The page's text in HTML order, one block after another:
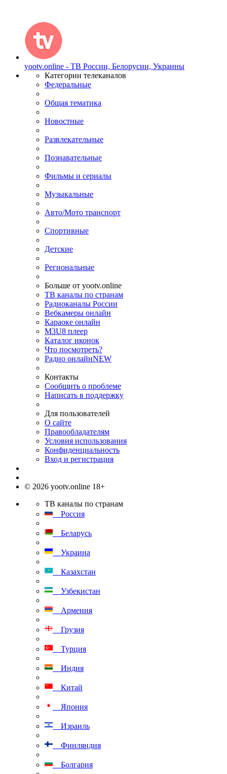
yootv.online - ТВ России, Белорусии, Украины
Категории телеканалов
Федеральные
Общая тематика
Новостные
Развлекательные
Познавательные
Фильмы и сериалы
Музыкальные
Авто/Мото транспорт
Спортивные
Детские
Региональные
Больше от yootv.online
ТВ каналы по странам
Радиоканалы России
Вебкамеры онлайн
Караоке онлайн
M3U8 плеер
Каталог иконок
Что посмотреть?
Радио онлайнNEW
Контакты
Сообщить о проблеме
Написать в поддержку
Для пользователей
О сайте
Правообладателям
Условия использования
Конфиденциальность
Вход и регистрация
© 2026 yootv.online 18+
ТВ каналы по странам
Россия
Беларусь
Украина
Казахстан
Узбекистан
Армения
Грузия
Турция
Индия
Китай
Япония
Израиль
Финляндия
Болгария